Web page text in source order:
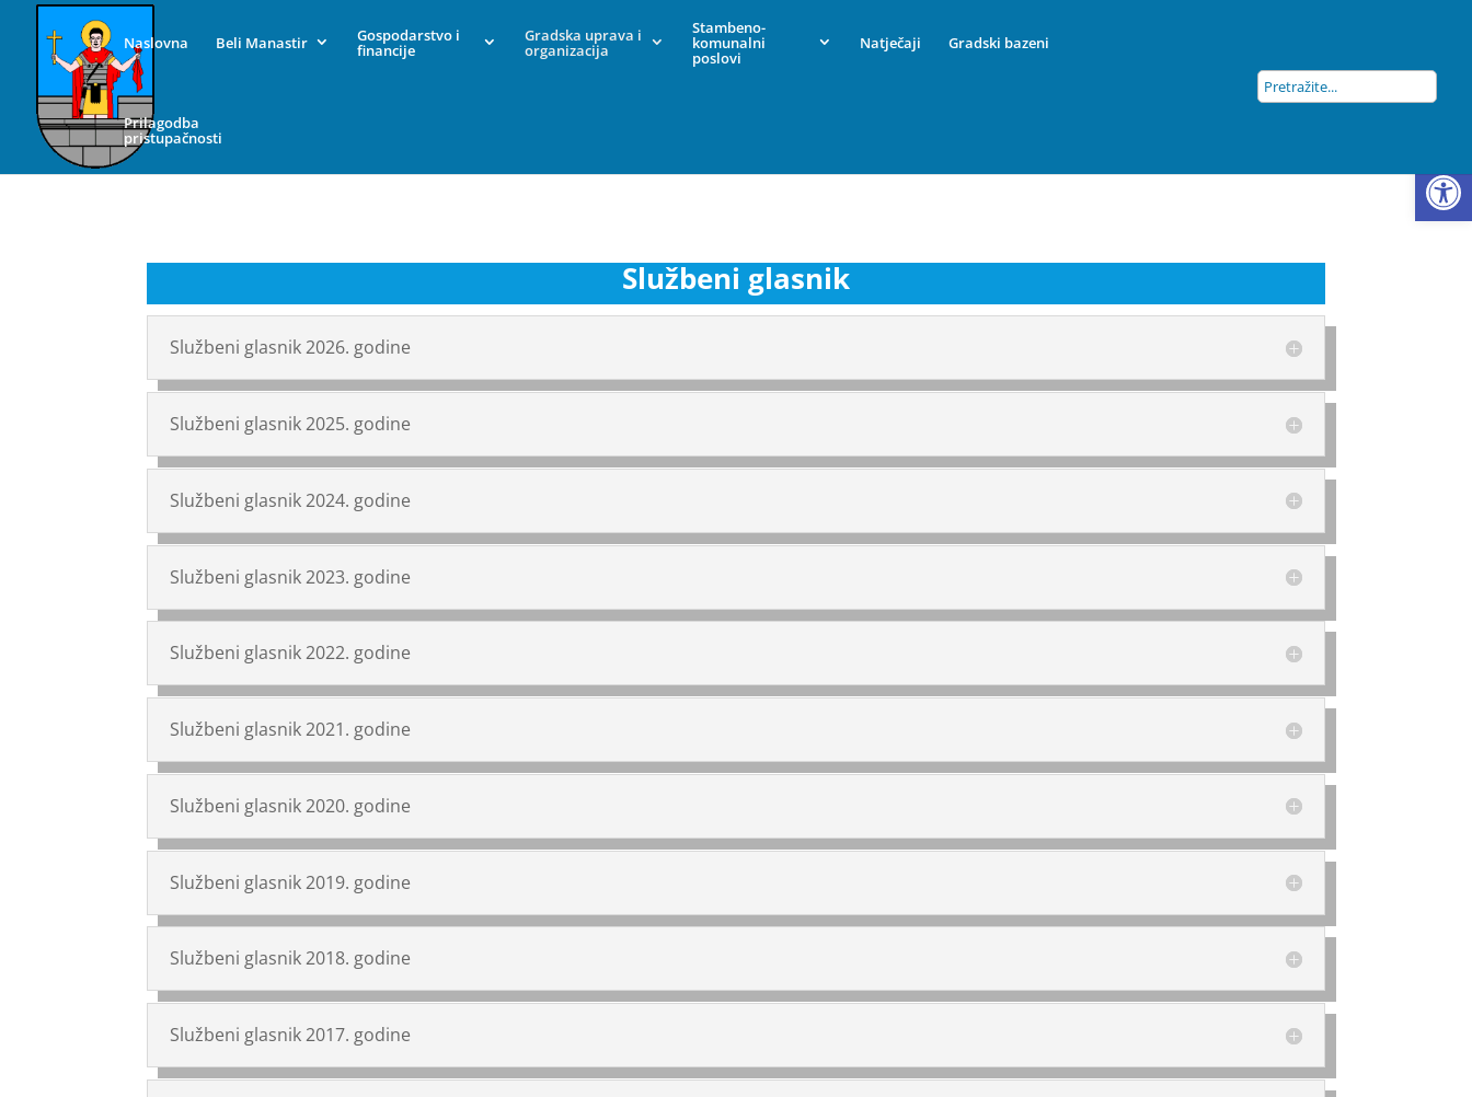
Naslovna Beli Manastir Gospodarstvo i
financije
Gradska uprava i
organizacija
Stambeno-
komunalni
poslovi
Natječaji Gradski bazeni
Prilagodba
pristupačnosti
Službeni glasnik
Službeni glasnik 2026. godine
Službeni glasnik 2025. godine
Službeni glasnik 2024. godine
Službeni glasnik 2023. godine
Službeni glasnik 2022. godine
Službeni glasnik 2021. godine
Službeni glasnik 2020. godine
Službeni glasnik 2019. godine
Službeni glasnik 2018. godine
Službeni glasnik 2017. godine